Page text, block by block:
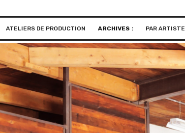
ATELIERS DE PRODUCTION ARCHIVES : PAR ARTISTE